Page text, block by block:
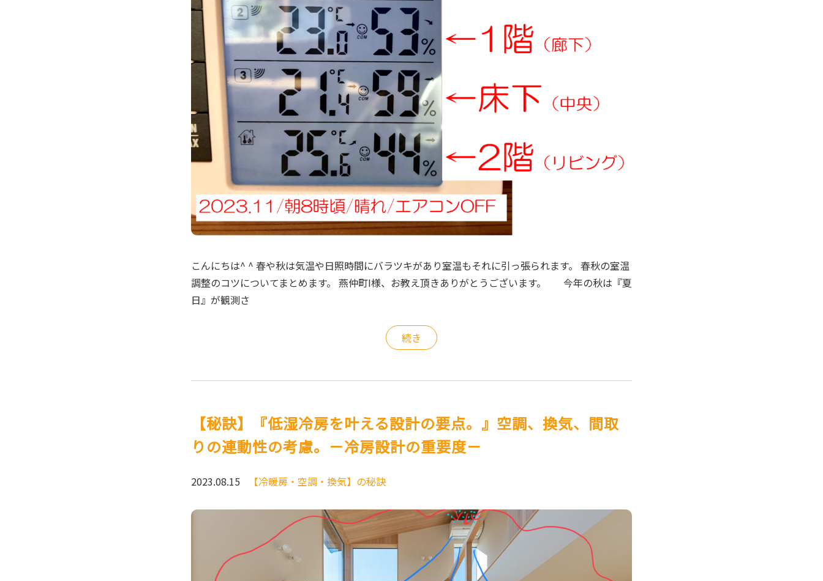
こんにちは^ ^ 春や秋は気温や日照時間にバラツキがあり室温もそれに引っ張られます。 春秋の室温
調整のコツについてまとめます。 燕仲町I様、お教え頂きありがとうございます。 今年の秋は『夏
日』が観測さ
続き
【秘訣】『低湿冷房を叶える設計の要点。』空調、換気、間取
りの連動性の考慮。－冷房設計の重要度－
2023.08.15 【冷暖房・空調・換気】の秘訣